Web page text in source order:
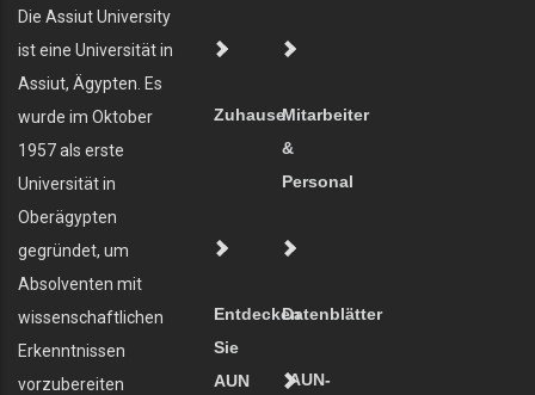
Die Assiut University
ist eine Universität in
Assiut, Ägypten. Es
wurde im Oktober
1957 als erste
Universität in
Oberägypten
gegründet, um
Absolventen mit
wissenschaftlichen
Erkenntnissen
vorzubereiten
ZuhauseMitarbeiter
&
Personal
Entdecken
Sie
AUN
Datenblätter
AUN-